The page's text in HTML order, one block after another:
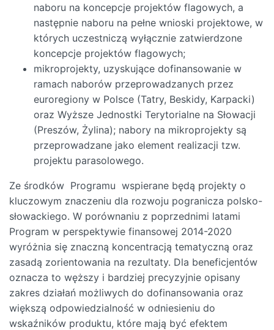
naboru na koncepcje projektów flagowych, a
następnie naboru na pełne wnioski projektowe, w
których uczestniczą wyłącznie zatwierdzone
koncepcje projektów flagowych;
mikroprojekty, uzyskujące dofinansowanie w
ramach naborów przeprowadzanych przez
euroregiony w Polsce (Tatry, Beskidy, Karpacki)
oraz Wyższe Jednostki Terytorialne na Słowacji
(Preszów, Żylina); nabory na mikroprojekty są
przeprowadzane jako element realizacji tzw.
projektu parasolowego.
Ze środków Programu wspierane będą projekty o
kluczowym znaczeniu dla rozwoju pogranicza polsko-
słowackiego. W porównaniu z poprzednimi latami
Program w perspektywie finansowej 2014-2020
wyróżnia się znaczną koncentracją tematyczną oraz
zasadą zorientowania na rezultaty. Dla beneficjentów
oznacza to węższy i bardziej precyzyjnie opisany
zakres działań możliwych do dofinansowania oraz
większą odpowiedzialność w odniesieniu do
wskaźników produktu, które mają być efektem